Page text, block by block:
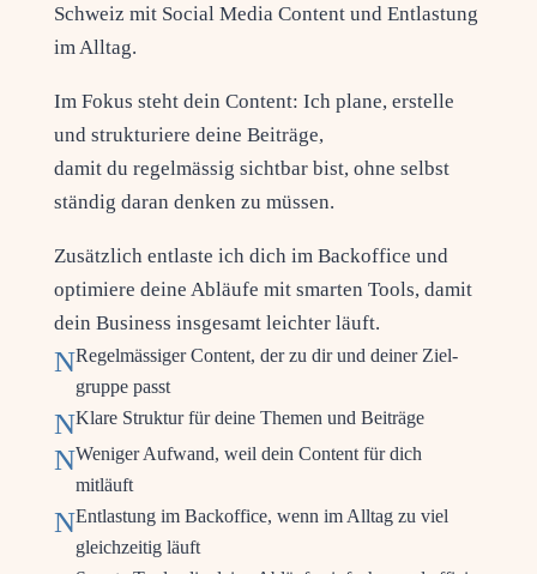
Schweiz mit Social Media Con­tent und Ent­las­tung
im Alltag.
Im Fokus steht dein Con­tent: Ich pla­ne, erstel­le
und struk­tu­rie­re dei­ne Bei­trä­ge,
damit du regel­mäs­sig sicht­bar bist, ohne selbst
stän­dig dar­an den­ken zu müssen.
Zusätz­lich ent­las­te ich dich im Back­of­fice und
opti­mie­re dei­ne Abläu­fe mit smar­ten Tools, damit
dein Busi­ness ins­ge­samt leich­ter läuft.
NRegel­mäs­si­ger Con­tent, der zu dir und dei­ner Ziel­
grup­pe passt
NKla­re Struk­tur für dei­ne The­men und Beiträge
NWeni­ger Auf­wand, weil dein Con­tent für dich
mitläuft
NEnt­las­tung im Back­of­fice, wenn im All­tag zu viel
gleich­zei­tig läuft